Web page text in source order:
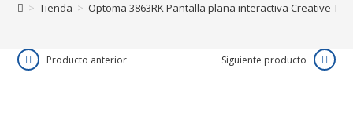
> Tienda > Optoma 3863RK Pantalla plana interactiva Creative
Producto anterior Siguiente producto